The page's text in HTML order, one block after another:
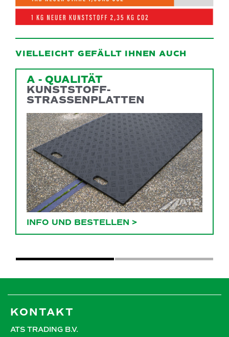
VIELLEICHT GEFÄLLT IHNEN AUCH
A - QUALITÄT
KUNSTSTOFF-
STRASSENPLATTEN
INFO UND BESTELLEN >
KONTAKT
ATS TRADING B.V.